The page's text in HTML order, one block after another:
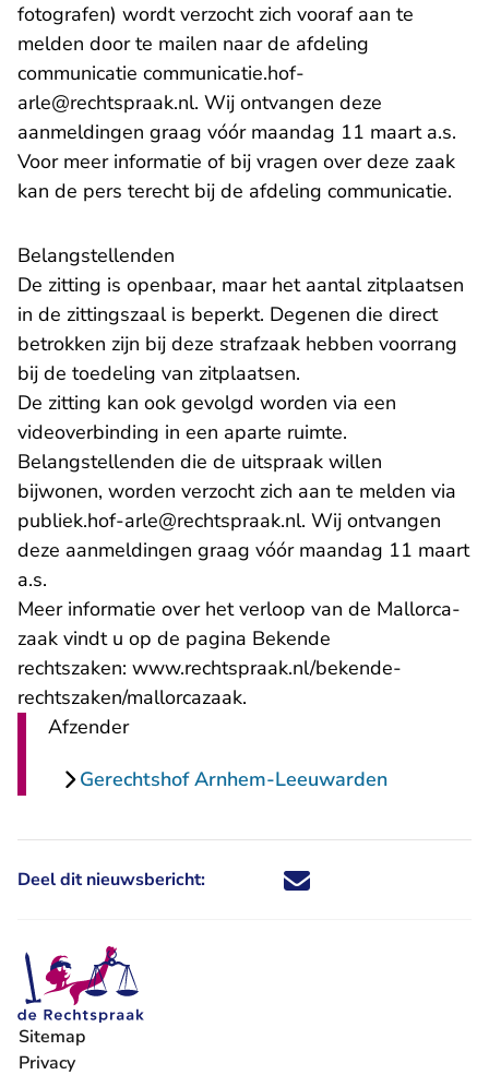
fotografen) wordt verzocht zich vooraf aan te
melden door te mailen naar de afdeling
communicatie communicatie.hof-
arle@rechtspraak.nl- U verlaat Rechtspraak.nl
. Wij ontvangen deze
aanmeldingen graag vóór maandag 11 maart a.s.
Voor meer informatie of bij vragen over deze zaak
kan de pers terecht bij de afdeling communicatie.
Belangstellenden
De zitting is openbaar, maar het aantal zitplaatsen
in de zittingszaal is beperkt. Degenen die direct
betrokken zijn bij deze strafzaak hebben voorrang
bij de toedeling van zitplaatsen.
De zitting kan ook gevolgd worden via een
videoverbinding in een aparte ruimte.
Belangstellenden die de uitspraak willen
bijwonen, worden verzocht zich aan te melden via
publiek.hof-arle@rechtspraak.nl- U verlaat
. Wij ontvangen
deze aanmeldingen graag vóór maandag 11 maart
a.s.
Meer informatie over het verloop van de Mallorca-
zaak vindt u op de pagina Bekende
rechtszaken: www.rechtspraak.nl/bekende-
rechtszaken/mallorcazaak.
Afzender
Gerechtshof Arnhem-Leeuwarden
Deel dit nieuwsbericht: Deel dit nieuwsbericht via X -
Deel dit nieuwsbericht via
Deel dit nieuwsbericht
Deel dit
Sitemap
Privacy